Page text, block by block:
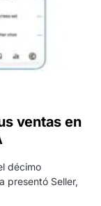
ventas en
décimo
presentó Seller,